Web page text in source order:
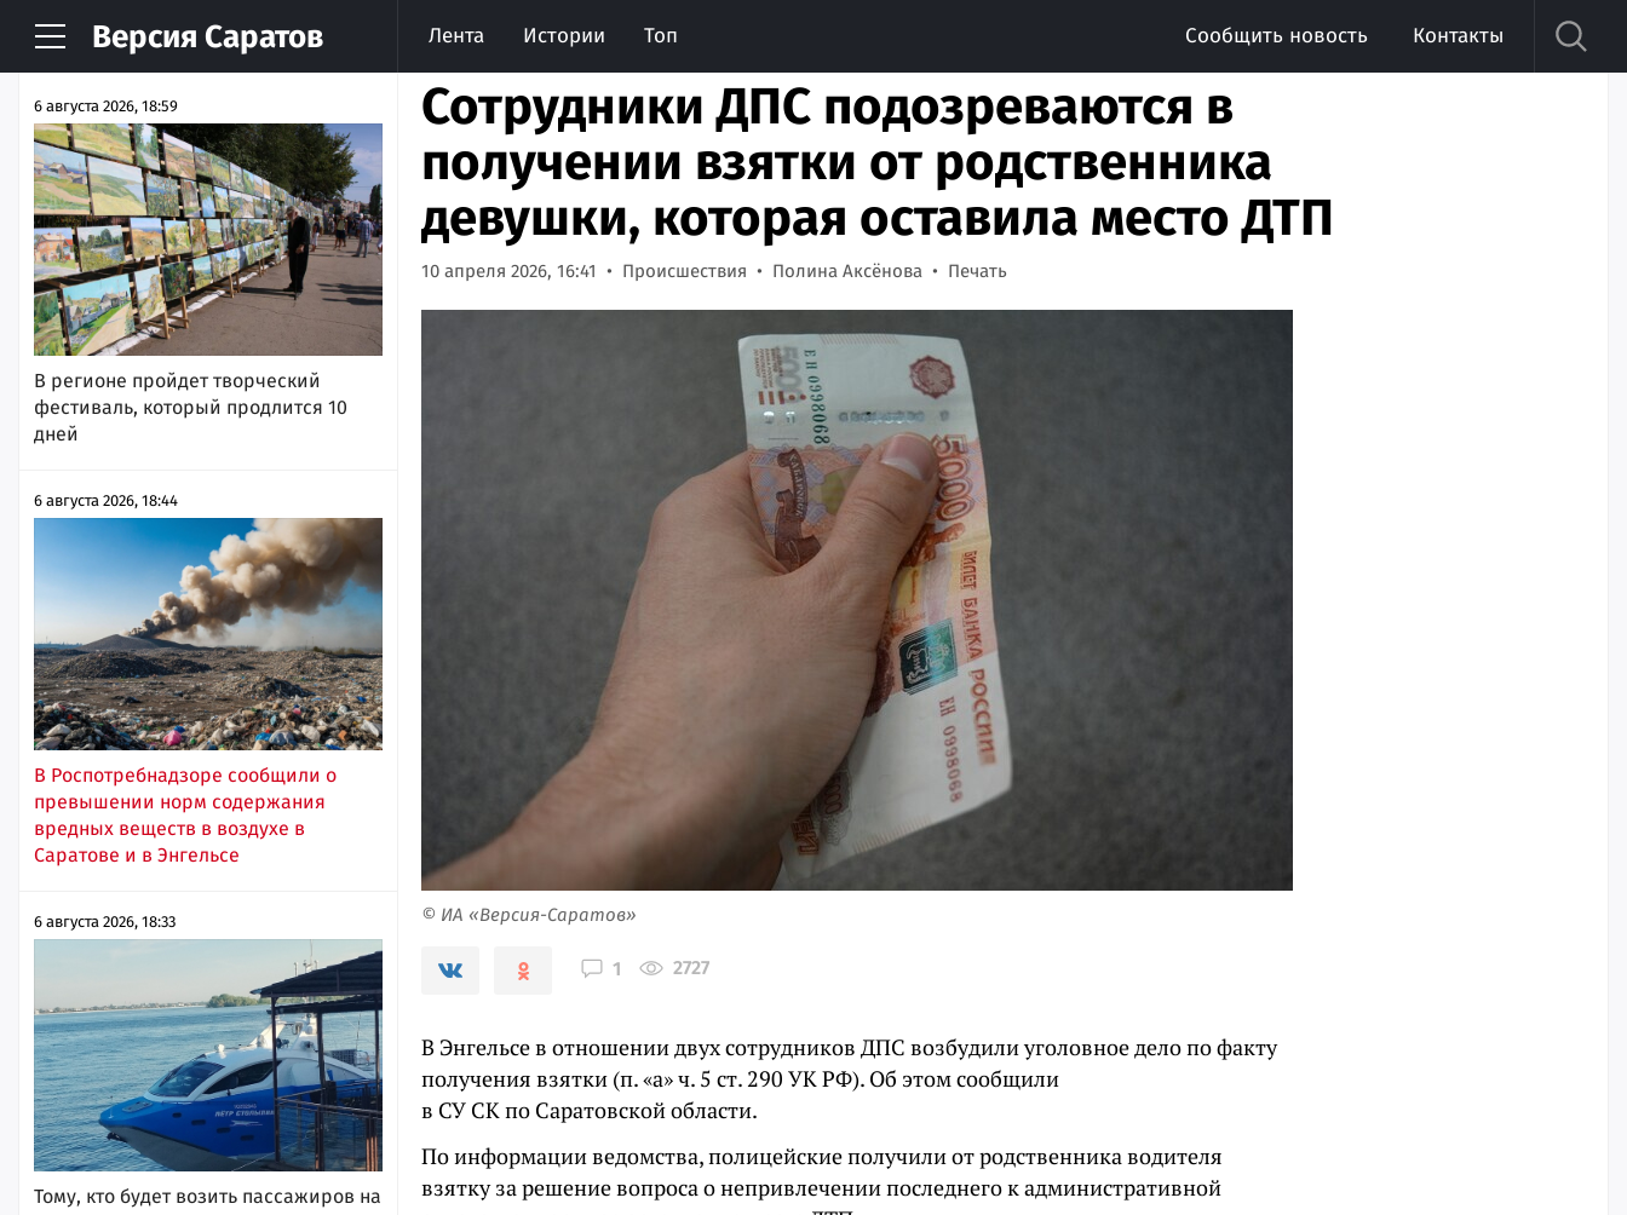
Версия Саратов Лента Истории Топ Сообщить новость Контакты
НОВОСТИ АРХИВ
6 августа 2026, 18:59
В регионе пройдет творческий
фестиваль, который продлится 10
дней
6 августа 2026, 18:44
В Роспотребнадзоре сообщили о
превышении норм содержания
вредных веществ в воздухе в
Саратове и в Энгельсе
6 августа 2026, 18:33
Тому, кто будет возить пассажиров на
Сотрудники ДПС подозреваются в
получении взятки от родственника
девушки, которая оставила место ДТП
10 апреля 2026, 16:41 Происшествия Полина Аксёнова Печать
© ИА «Версия-Саратов»
1 2727
В Энгельсе в отношении двух сотрудников ДПС возбудили уголовное дело по факту
получения взятки (п. «а» ч. 5 ст. 290 УК РФ). Об этом сообщили
в СУ СК по Саратовской области.
По информации ведомства, полицейские получили от родственника водителя
взятку за решение вопроса о непривлечении последнего к административной